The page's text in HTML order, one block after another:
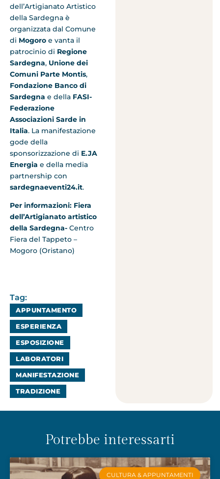
dell’Artigianato Artistico
della Sardegna è
organizzata dal Comune
di Mogoro e vanta il
patrocinio di Regione
Sardegna, Unione dei
Comuni Parte Montis,
Fondazione Banco di
Sardegna e della FASI-
Federazione
Associazioni Sarde in
Italia. La manifestazione
gode della
sponsorizzazione di E.JA
Energia e della media
partnership con
sardegnaeventi24.it.
Per informazioni: Fiera
dell’Artigianato artistico
della Sardegna- Centro
Fiera del Tappeto –
Mogoro (Oristano)
Tag:
APPUNTAMENTO
ESPERIENZA
ESPOSIZIONE
LABORATORI
MANIFESTAZIONE
TRADIZIONE
Potrebbe interessarti
CULTURA & APPUNTAMENTI